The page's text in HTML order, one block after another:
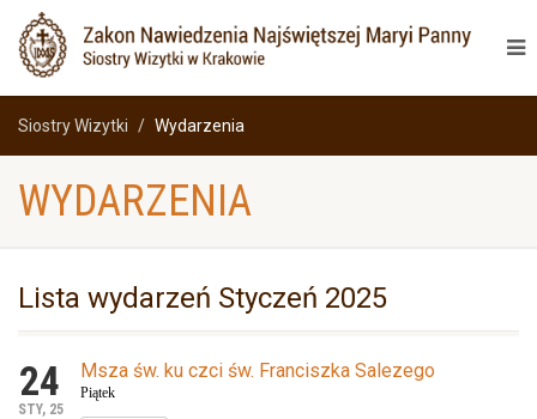
Siostry Wizytki Wydarzenia
WYDARZENIA
Lista wydarzeń Styczeń 2025
24
STY, 25
Msza św. ku czci św. Franciszka Salezego
Piątek